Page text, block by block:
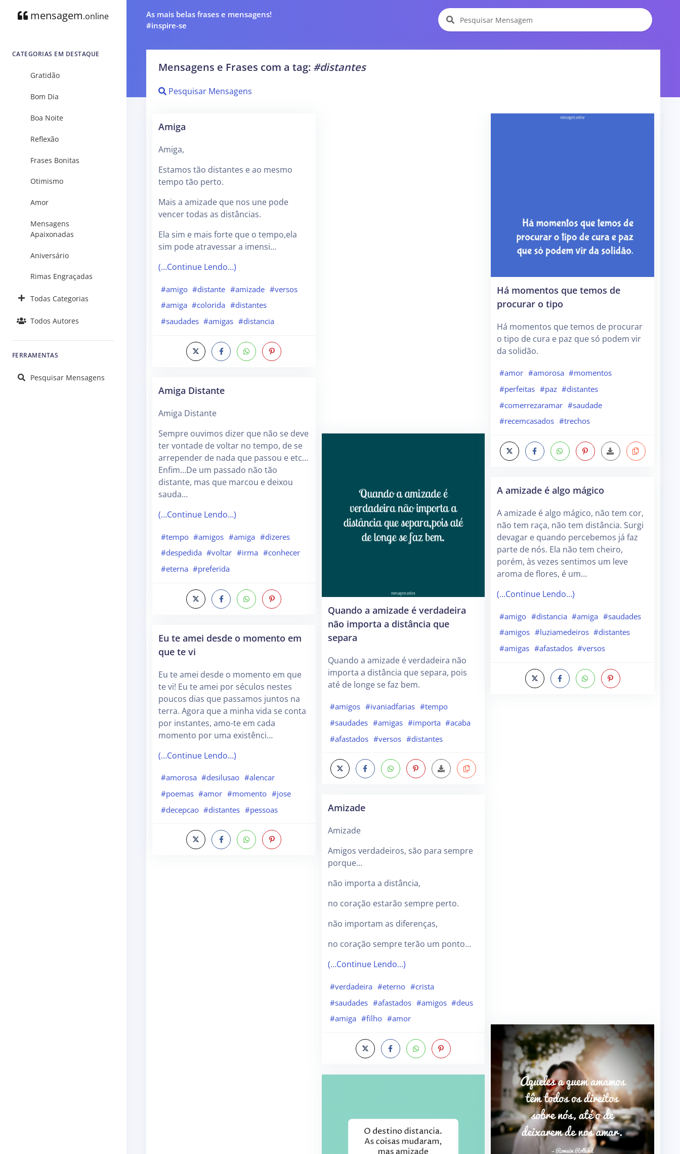
mensagem.online
CATEGORIAS EM DESTAQUE
Gratidão
Bom Dia
Boa Noite
Reflexão
Frases Bonitas
Otimismo
Amor
Mensagens
Apaixonadas
Aniversário
Rimas Engraçadas
Todas Categorias
Todos Autores
FERRAMENTAS
Pesquisar Mensagens
As mais belas frases e mensagens!
#inspire-se
Mensagens e Frases com a tag: #distantes
Pesquisar Mensagens
Amiga
Amiga,
Estamos tão distantes e ao mesmo
tempo tão perto.
Mais a amizade que nos une pode
vencer todas as distâncias.
Ela sim e mais forte que o tempo,ela
sim pode atravessar a imensi…
(…Continue Lendo…)
#amigo #distante #amizade #versos
#amiga #colorida #distantes
#saudades #amigas #distancia
Amiga Distante
Amiga Distante
Sempre ouvimos dizer que não se deve
ter vontade de voltar no tempo, de se
arrepender de nada que passou e etc…
Enfim…De um passado não tão
distante, mas que marcou e deixou
sauda…
(…Continue Lendo…)
#tempo #amigos #amiga #dizeres
#despedida #voltar #irma #conhecer
#eterna #preferida
Eu te amei desde o momento em
que te vi
Eu te amei desde o momento em que
te vi! Eu te amei por séculos nestes
poucos dias que passamos juntos na
terra. Agora que a minha vida se conta
por instantes, amo-te em cada
momento por uma existênci…
(…Continue Lendo…)
#amorosa #desilusao #alencar
#poemas #amor #momento #jose
#decepcao #distantes #pessoas
Quando a amizade é verdadeira
não importa a distância que
separa
Quando a amizade é verdadeira não
importa a distância que separa, pois
até de longe se faz bem.
#amigos #ivaniadfarias #tempo
#saudades #amigas #importa #acaba
#afastados #versos #distantes
Amizade
Amizade
Amigos verdadeiros, são para sempre
porque…
não importa a distância,
no coração estarão sempre perto.
não importam as diferenças,
no coração sempre terão um ponto…
(…Continue Lendo…)
#verdadeira #eterno #crista
#saudades #afastados #amigos #deus
#amiga #filho #amor
Há momentos que temos de
procurar o tipo
Há momentos que temos de procurar
o tipo de cura e paz que só podem vir
da solidão.
#amor #amorosa #momentos
#perfeitas #paz #distantes
#comerrezaramar #saudade
#recemcasados #trechos
A amizade é algo mágico
A amizade é algo mágico, não tem cor,
não tem raça, não tem distância. Surgi
devagar e quando percebemos já faz
parte de nós. Ela não tem cheiro,
porém, às vezes sentimos um leve
aroma de flores, é um…
(…Continue Lendo…)
#amigo #distancia #amiga #saudades
#amigos #luziamedeiros #distantes
#amigas #afastados #versos